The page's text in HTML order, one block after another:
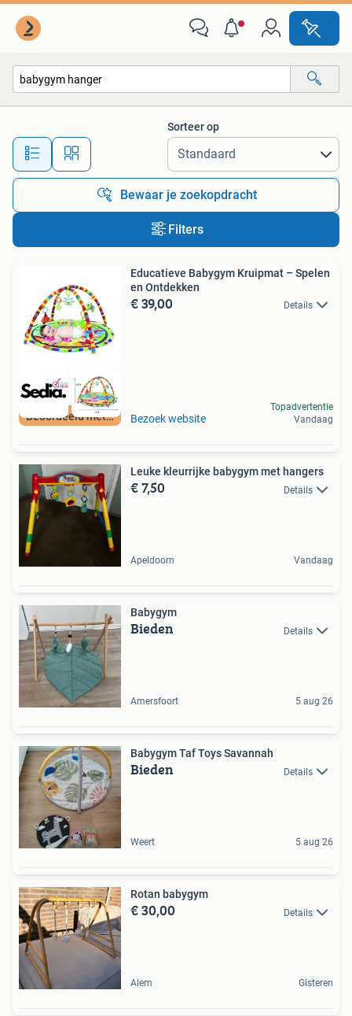
Alle afstanden…
Sorteer op
Bewaar je zoekopdracht
Filters
Beoordeeld met 9+
Educatieve Babygym Kruipmat – Spelen
en Ontdekken
€ 39,00 Details
Bezoek website
Topadvertentie
Vandaag
Leuke kleurrijke babygym met hangers
€ 7,50 Details
Apeldoorn Vandaag
Babygym
Bieden Details
Amersfoort 5 aug 26
Babygym Taf Toys Savannah
Bieden Details
Weert 5 aug 26
Rotan babygym
€ 30,00 Details
Alem Gisteren